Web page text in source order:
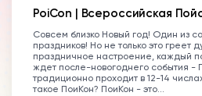
PoiCon | Всероссийская
Совсем близко Новый год! Один из
праздников! Но не только это греет
праздничное настроение, каждый
ждет после-новогоднего события -
традиционно проходит в 12-14
такое ПоиКон? ПоиКон - это...